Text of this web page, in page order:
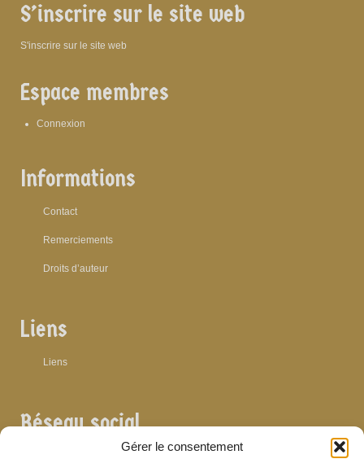
Gérer le consentement
S’inscrire sur le site web
S'inscrire sur le site web
Espace membres
Connexion
Informations
Contact
Remerciements
Droits d’auteur
Liens
Liens
Réseau social